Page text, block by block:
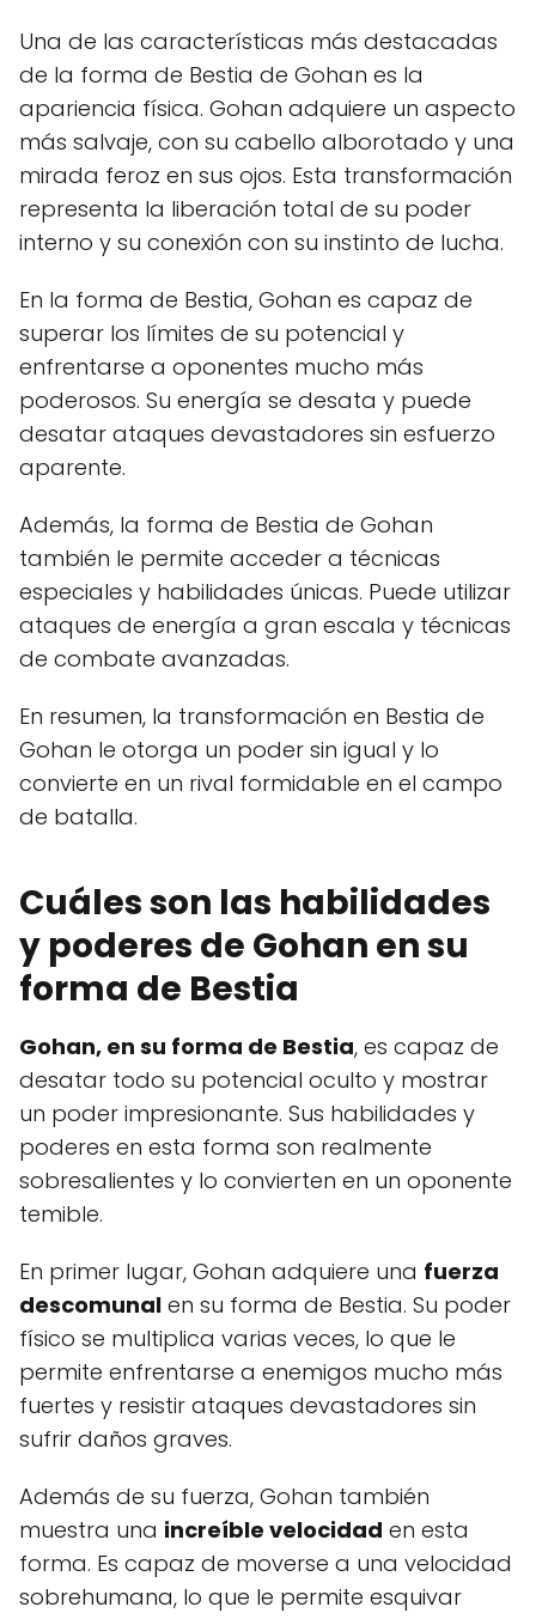
Una de las características más destacadas
de la forma de Bestia de Gohan es la
apariencia física. Gohan adquiere un aspecto
más salvaje, con su cabello alborotado y una
mirada feroz en sus ojos. Esta transformación
representa la liberación total de su poder
interno y su conexión con su instinto de lucha.
En la forma de Bestia, Gohan es capaz de
superar los límites de su potencial y
enfrentarse a oponentes mucho más
poderosos. Su energía se desata y puede
desatar ataques devastadores sin esfuerzo
aparente.
Además, la forma de Bestia de Gohan
también le permite acceder a técnicas
especiales y habilidades únicas. Puede utilizar
ataques de energía a gran escala y técnicas
de combate avanzadas.
En resumen, la transformación en Bestia de
Gohan le otorga un poder sin igual y lo
convierte en un rival formidable en el campo
de batalla.
Cuáles son las habilidades
y poderes de Gohan en su
forma de Bestia
Gohan, en su forma de Bestia, es capaz de
desatar todo su potencial oculto y mostrar
un poder impresionante. Sus habilidades y
poderes en esta forma son realmente
sobresalientes y lo convierten en un oponente
temible.
En primer lugar, Gohan adquiere una fuerza
descomunal en su forma de Bestia. Su poder
físico se multiplica varias veces, lo que le
permite enfrentarse a enemigos mucho más
fuertes y resistir ataques devastadores sin
sufrir daños graves.
Además de su fuerza, Gohan también
muestra una increíble velocidad en esta
forma. Es capaz de moverse a una velocidad
sobrehumana, lo que le permite esquivar